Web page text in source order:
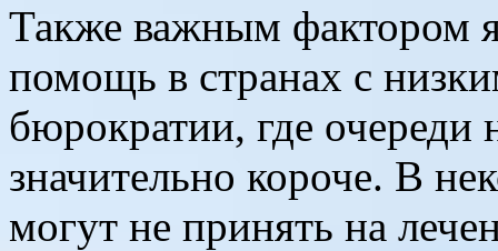
Также важным фактором
помощь в странах с
бюрократии, где
значительно короче. В
могут не принять на